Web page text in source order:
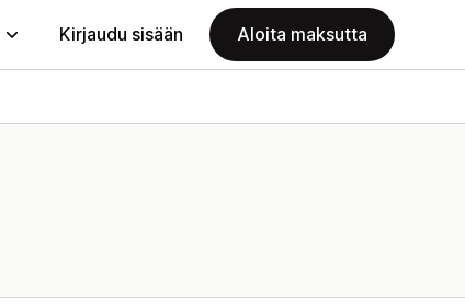
Kirjaudu sisään Aloita maksutta